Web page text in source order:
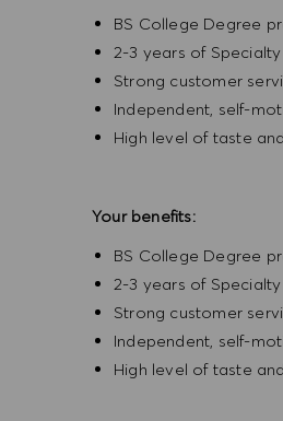
BS College Degree
2-3 years of Specialty
Strong customer
Independent, self-
High level of taste
Your benefits:
BS College Degree
2-3 years of Specialty
Strong customer
Independent, self-
High level of taste